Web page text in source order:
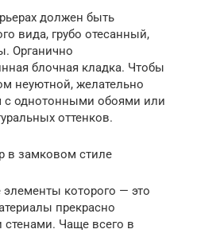
должен быть
вида, грубо отесанный,
Органично
блочная кладка. Чтобы
неуютной, желательно
с однотонными обоями или
оттенков.
в замковом стиле
которого — это
прекрасно
Чаще всего в